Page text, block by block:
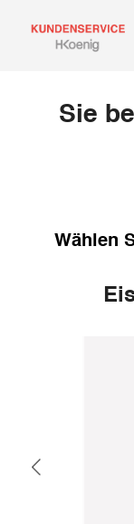
Sie
Wählen